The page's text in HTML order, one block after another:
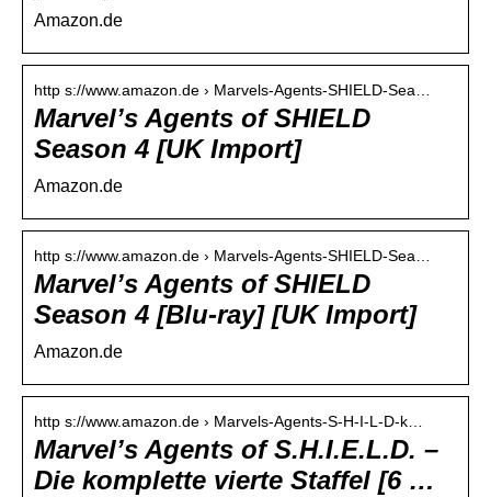
Amazon.de
http s://www.amazon.de › Marvels-Agents-SHIELD-Sea…
Marvel’s Agents of SHIELD
Season 4 [UK Import]
Amazon.de
http s://www.amazon.de › Marvels-Agents-SHIELD-Sea…
Marvel’s Agents of SHIELD
Season 4 [Blu-ray] [UK Import]
Amazon.de
http s://www.amazon.de › Marvels-Agents-S-H-I-L-D-k…
Marvel’s Agents of S.H.I.E.L.D. –
Die komplette vierte Staffel [6 …